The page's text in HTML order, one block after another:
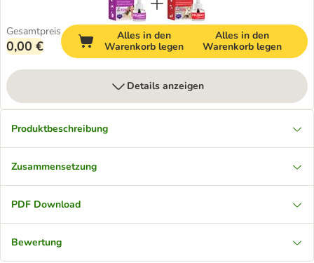
Gesamtpreis
0,00 €
Alles in den
Warenkorb legen
Alles in den
Warenkorb legen
Details anzeigen
Produktbeschreibung
Zusammensetzung
PDF Download
Bewertung